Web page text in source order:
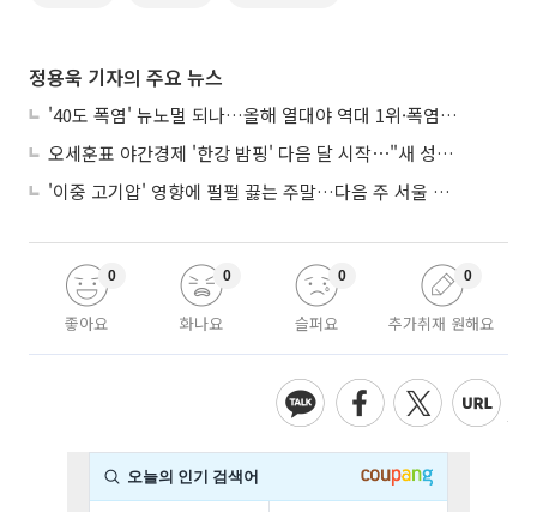
정용욱 기자의 주요 뉴스
'40도 폭염' 뉴노멀 되나…올해 열대야 역대 1위·폭염일수 평년 3배 넘어
오세훈표 야간경제 '한강 밤핑' 다음 달 시작⋯"새 성장동력 만들 것"
'이중 고기압' 영향에 펄펄 끓는 주말…다음 주 서울 포함 서쪽이 더 덥다
좋아요
0
화나요
0
슬퍼요
0
추가취재 원해요
0